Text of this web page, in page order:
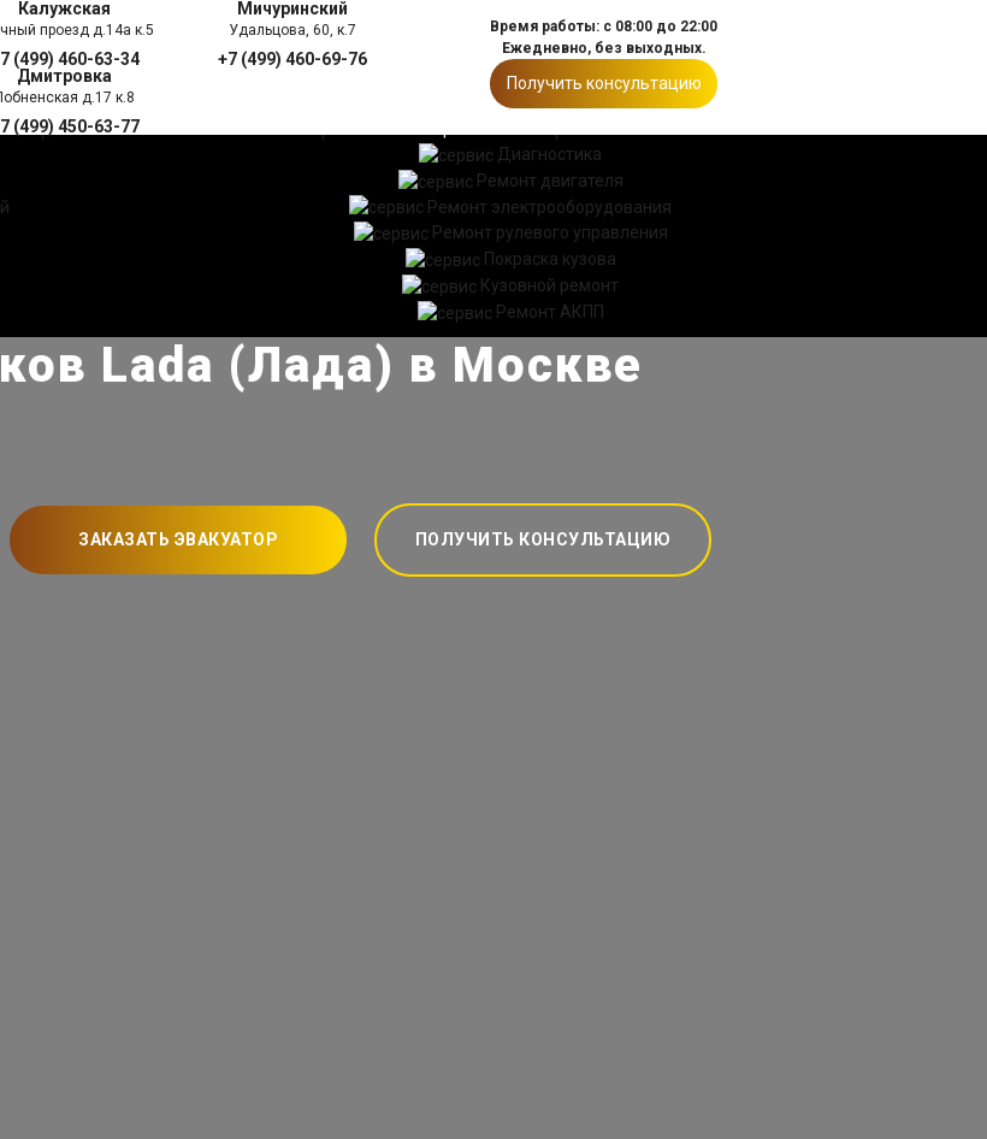
Калужская
проезд д.14а к.5
(499) 460-63-34
Мичуринский
Удальцова, 60, к.7
+7 (499) 460-69-76
Дмитровка
д.17 к.8
(499) 450-63-77
Время работы: с 08:00 до 22:00
Ежедневно, без выходных.
Получить консультацию
ПРАЙС ЛИСТ
Диагностика
Ремонт двигателя
Ремонт электрооборудования
Ремонт рулевого управления
Покраска кузова
Кузовной ремонт
Ремонт АКПП
Lada (Лада) в Москве
ЗАКАЗАТЬ ЭВАКУАТОР ПОЛУЧИТЬ КОНСУЛЬТАЦИЮ